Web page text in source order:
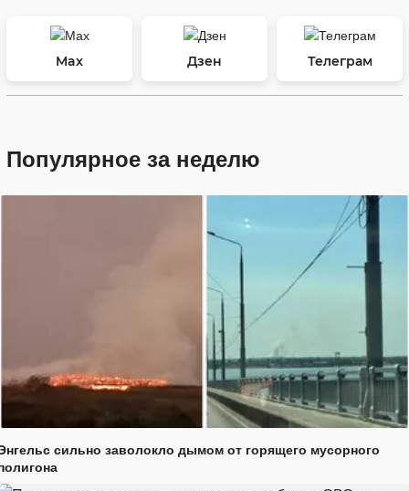
Max Дзен Телеграм
Популярное за неделю
сильно заволокло дымом от горящего мусорного